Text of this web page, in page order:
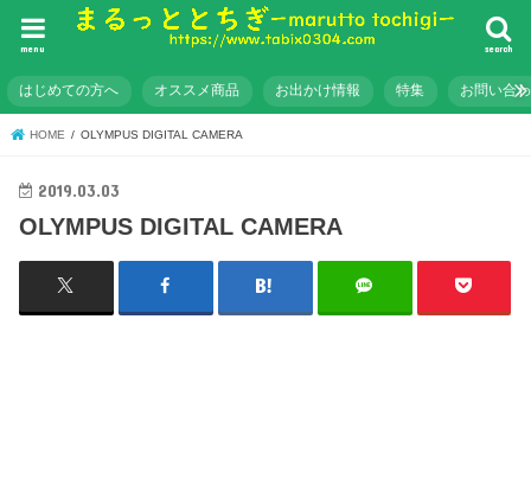
search
menu
はじめての方へ オススメ商品 お出かけ情報 特集 お問い合
HOME OLYMPUS DIGITAL CAMERA
2019.03.03
OLYMPUS DIGITAL CAMERA